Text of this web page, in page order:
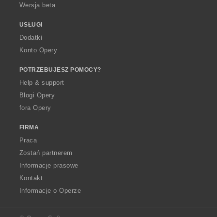
Wersja beta
USŁUGI
Dodatki
Konto Opery
POTRZEBUJESZ POMOCY?
Help & support
Blogi Opery
fora Opery
FIRMA
Praca
Zostań partnerem
Informacje prasowe
Kontakt
Informacje o Operze